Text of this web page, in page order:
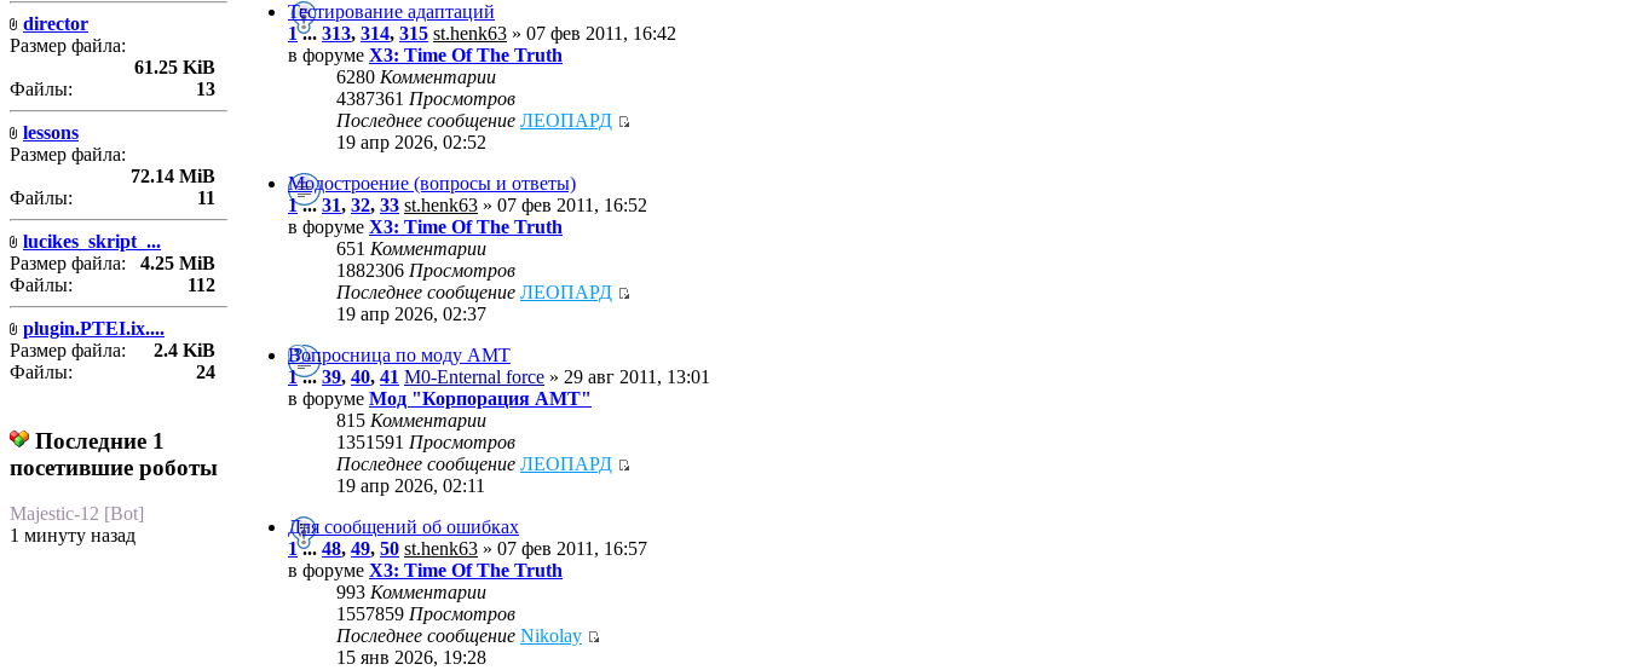
director
Размер файла:
61.25 KiB
Файлы:
13
lessons
Размер файла:
72.14 MiB
Файлы:
11
lucikes_skript_...
Размер файла:
4.25 MiB
Файлы:
112
plugin.PTEI.ix....
Размер файла:
2.4 KiB
Файлы:
24
Последние 1
посетившие роботы
Majestic-12 [Bot]
1 минуту назад
Тестирование адаптаций
1... 313, 314, 315 st.henk63 » 07 фев 2011, 16:42
в форуме X3: Time Of The Truth
6280 Комментарии
4387361 Просмотров
Последнее сообщение ЛЕОПАРД
19 апр 2026, 02:52
Модостроение (вопросы и ответы)
1...31, 32, 33 st.henk63 » 07 фев 2011, 16:52
в форуме X3: Time Of The Truth
651 Комментарии
1882306 Просмотров
Последнее сообщение ЛЕОПАРД
19 апр 2026, 02:37
Вопросница по моду АМТ
1...39, 40, 41 M0-Enternal force » 29 авг 2011, 13:01
в форуме Мод "Корпорация АМТ"
815 Комментарии
1351591 Просмотров
Последнее сообщение ЛЕОПАРД
19 апр 2026, 02:11
Для сообщений об ошибках
1... 48, 49, 50 st.henk63 » 07 фев 2011, 16:57
в форуме X3: Time Of The Truth
993 Комментарии
1557859 Просмотров
Последнее сообщение Nikolay
15 янв 2026, 19:28